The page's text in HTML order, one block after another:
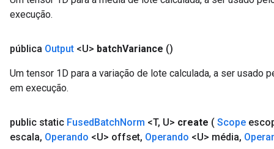
execução.
pública Output <U> batchVariance ()
Um tensor 1D para a variação de lote calculada, a ser usado
em execução.
public static FusedBatchNorm <T, U> create ( Scope
escala, Operando <U> offset, Operando <U> média,